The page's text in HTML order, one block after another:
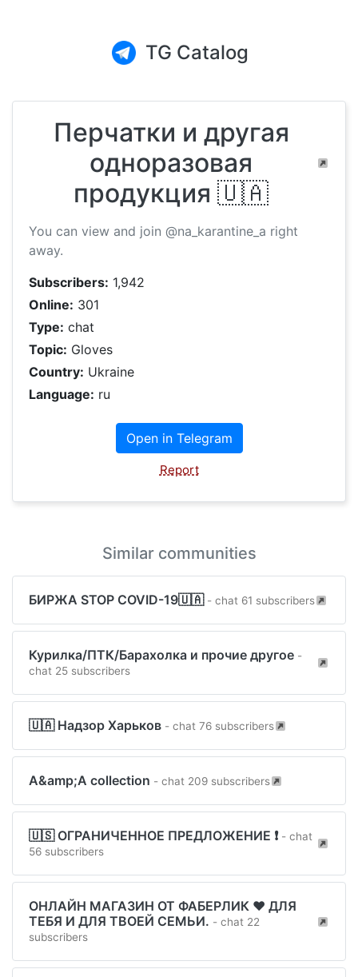
TG Catalog
Перчатки и другая
одноразовая
продукция 🇺🇦
You can view and join @na_karantine_a right
away.
Subscribers: 1,942
Online: 301
Type: chat
Topic: Gloves
Country: Ukraine
Language: ru
Open in Telegram
Report
Similar communities
БИРЖА STOP COVID-19🇺🇦 - chat 61 subscribers
Курилка/ПТК/Барахолка и прочие другое -
chat 25 subscribers
🇺🇦 Надзор Харьков - chat 76 subscribers
A&amp;A collection - chat 209 subscribers
🇺🇸 ОГРАНИЧЕННОЕ ПРЕДЛОЖЕНИЕ ❗️ - chat
56 subscribers
ОНЛАЙН МАГАЗИН ОТ ФАБЕРЛИК ❤️ ДЛЯ
ТЕБЯ И ДЛЯ ТВОЕЙ СЕМЬИ. - chat 22
subscribers